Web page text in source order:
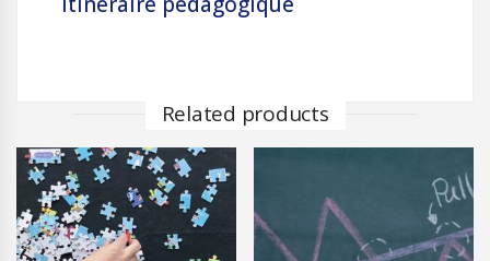
Related products